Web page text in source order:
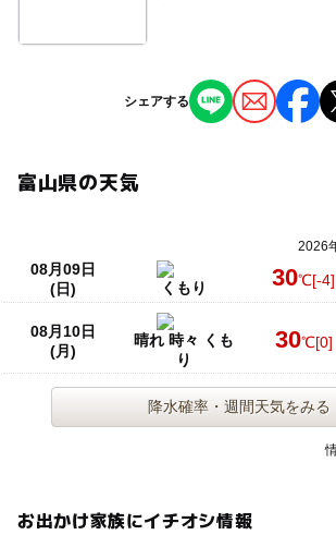
シェアする
富山県の天気
2026
08月09日
(日)
くもり 30℃[-4]
08月10日
(月)
晴れ 時々 くも
り
30℃[0]
降水確率・週間天気をみる
お出かけ家族にイチオシ情報